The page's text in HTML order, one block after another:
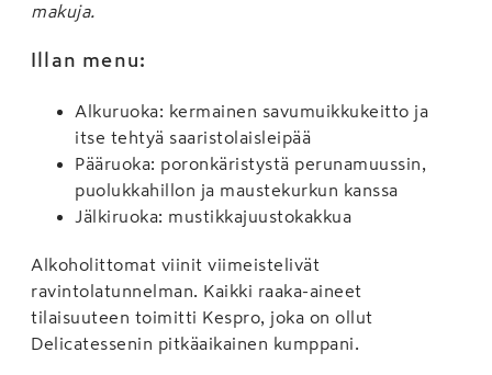
makuja.
Illan menu:
Alkuruoka: kermainen savumuikkukeitto ja
itse tehtyä saaristolaisleipää
Pääruoka: poronkäristystä perunamuussin,
puolukkahillon ja maustekurkun kanssa
Jälkiruoka: mustikkajuustokakkua
Alkoholittomat viinit viimeistelivät
ravintolatunnelman. Kaikki raaka-aineet
tilaisuuteen toimitti Kespro, joka on ollut
Delicatessenin pitkäaikainen kumppani.